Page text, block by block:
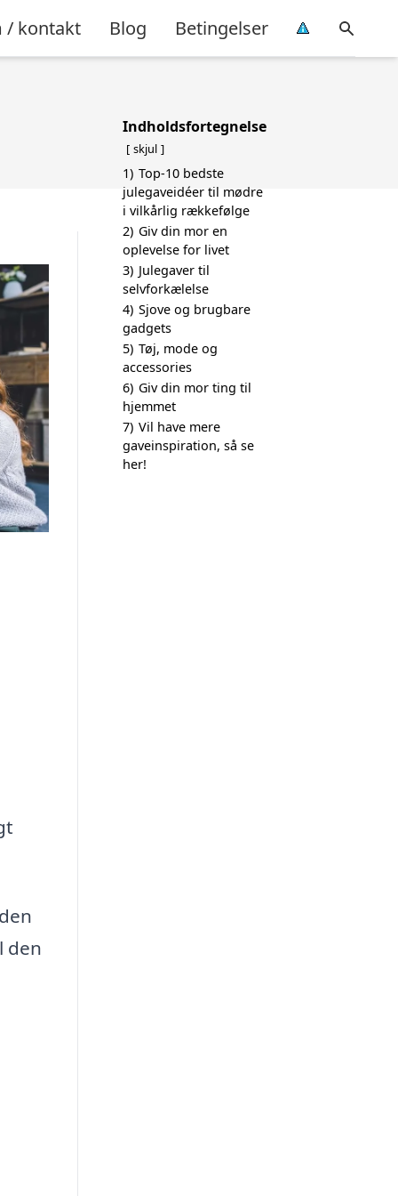
/ kontakt Blog Betingelser
den
Indholdsfortegnelse
skjul
1) Top-10 bedste
julegaveidéer til mødre
i vilkårlig rækkefølge
2) Giv din mor en
oplevelse for livet
3) Julegaver til
selvforkælelse
4) Sjove og brugbare
gadgets
5) Tøj, mode og
accessories
6) Giv din mor ting til
hjemmet
7) Vil have mere
gaveinspiration, så se
her!